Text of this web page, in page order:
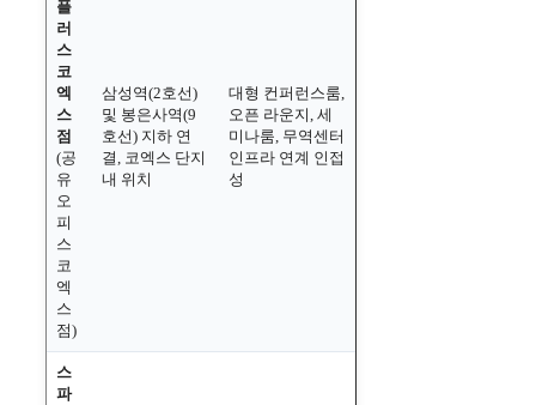
플
러
스
코
엑
스
점
(공
유
오
피
스
코
엑
스
점)
삼성역(2호선)
및 봉은사역(9
호선) 지하 연
결, 코엑스 단지
내 위치
대형 컨퍼런스룸,
오픈 라운지, 세
미나룸, 무역센터
인프라 연계 인접
성
스
파